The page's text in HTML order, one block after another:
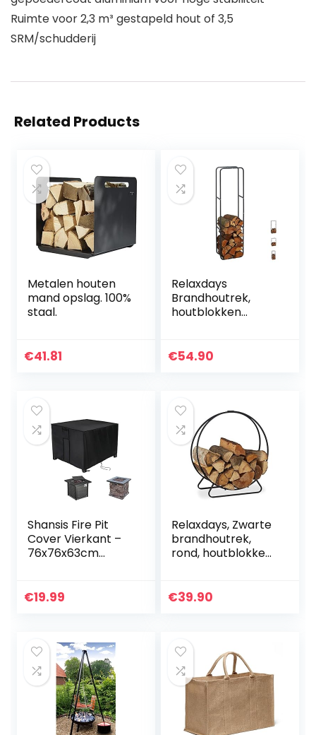
Ruimte voor 2,3 m³ gestapeld hout of 3,5
SRM/schudderij
Related Products
Metalen houten
mand opslag. 100%
staal.
€41.81
Relaxdays
Brandhoutrek,
houtblokken
buiten,
€54.90
Shansis Fire Pit
Cover Vierkant –
76x76x63cm
Cover voor Patio
€19.99
Relaxdays, Zwarte
brandhoutrek,
rond, houtblokken
brandhoutrek,
€39.90